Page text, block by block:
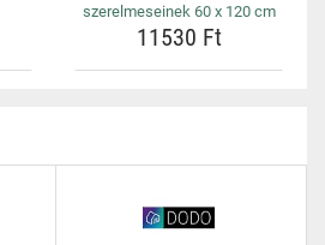
szerelmeseinek 60 x 120 cm
11530 Ft